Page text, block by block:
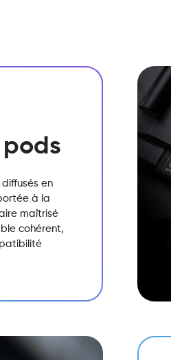
en
à la
maîtrisé
cohérent,